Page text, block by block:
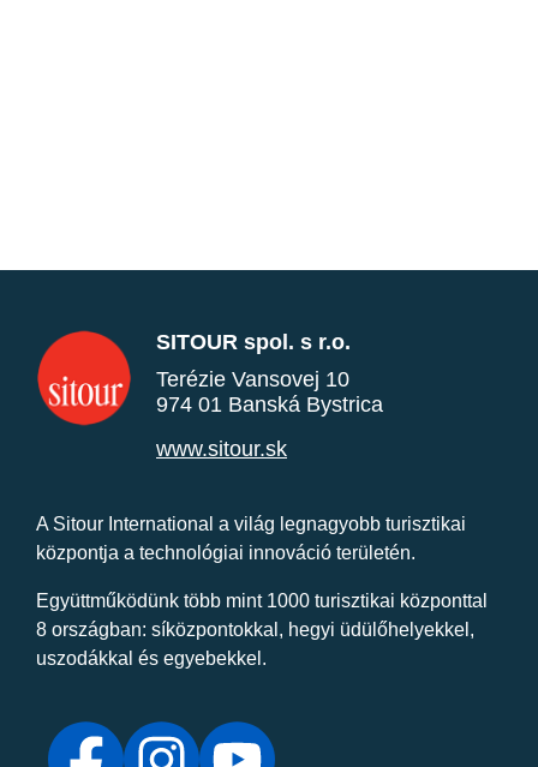
SITOUR spol. s r.o.
Terézie Vansovej 10
974 01 Banská Bystrica
www.sitour.sk
A Sitour International a világ legnagyobb turisztikai
központja a technológiai innováció területén.
Együttműködünk több mint 1000 turisztikai központtal
8 országban: síközpontokkal, hegyi üdülőhelyekkel,
uszodákkal és egyebekkel.